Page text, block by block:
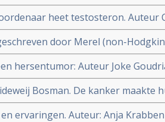
heet testosteron. Auteur
door Merel (non-
mijn mening.
hersentumor: Auteur Joke
Bosman. De kanker maakte
ervaringen. Auteur: Anja Krabben